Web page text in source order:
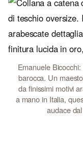
Emanuele
barocca. Un
da finissimi motivi
a mano in Italia,
audace